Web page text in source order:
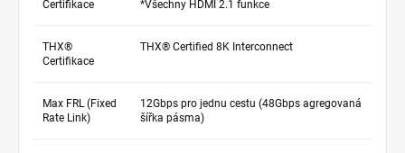
Certifikace
*Všechny HDMI 2.1 funkce
THX®
Certifikace
THX® Certified 8K Interconnect
Max FRL (Fixed
Rate Link)
12Gbps pro jednu cestu (48Gbps agregovaná
šířka pásma)